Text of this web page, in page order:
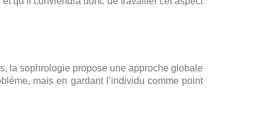
la sophrologie propose une approche globale
mais en gardant l’individu comme point